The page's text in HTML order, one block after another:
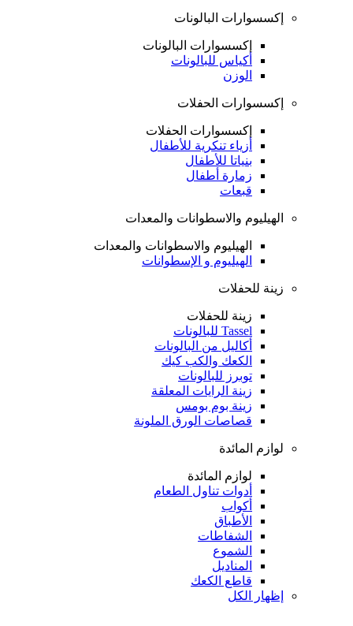
إكسسوارات البالونات
إكسسوارات البالونات
أكياس للبالونات
الوزن
إكسسوارات الحفلات
إكسسوارات الحفلات
أزياء تنكرية للأطفال
بنياتا للأطفال
زمارة أطفال
قبعات
الهيليوم والاسطوانات والمعدات
الهيليوم والاسطوانات والمعدات
الهيليوم و الإسطوانات
زينة للحفلات
زينة للحفلات
Tassel للبالونات
أكاليل من البالونات
الكعك والكب كيك
توبرز للبالونات
زينة الرايات المعلقة
زينة بوم بومس
قصاصات الورق الملونة
لوازم المائدة
لوازم المائدة
أدوات تناول الطعام
أكواب
الأطباق
الشفاطات
الشموع
المناديل
قاطع الكعك
إظهار الكل